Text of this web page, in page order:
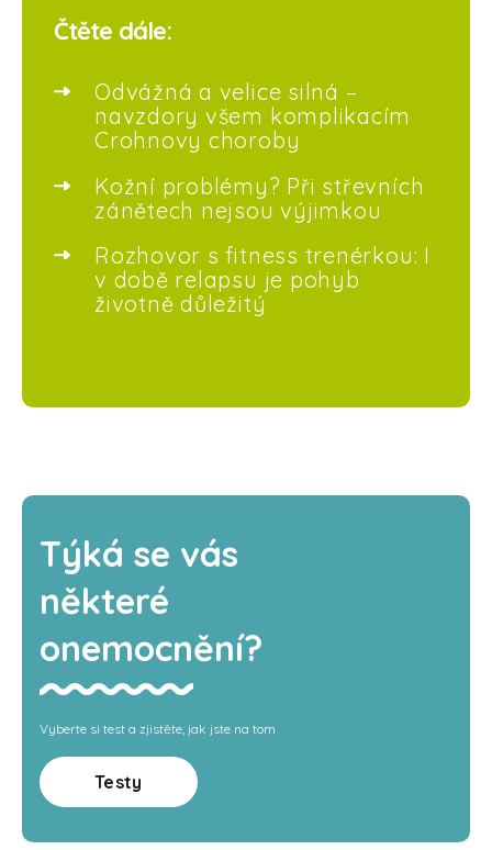
Čtěte dále:
Odvážná a velice silná –
navzdory všem komplikacím
Crohnovy choroby
Kožní problémy? Při střevních
zánětech nejsou výjimkou
Rozhovor s fitness trenérkou: I
v době relapsu je pohyb
životně důležitý
Týká se vás
některé
onemocnění?
Vyberte si test a zjistěte, jak jste na tom
Testy